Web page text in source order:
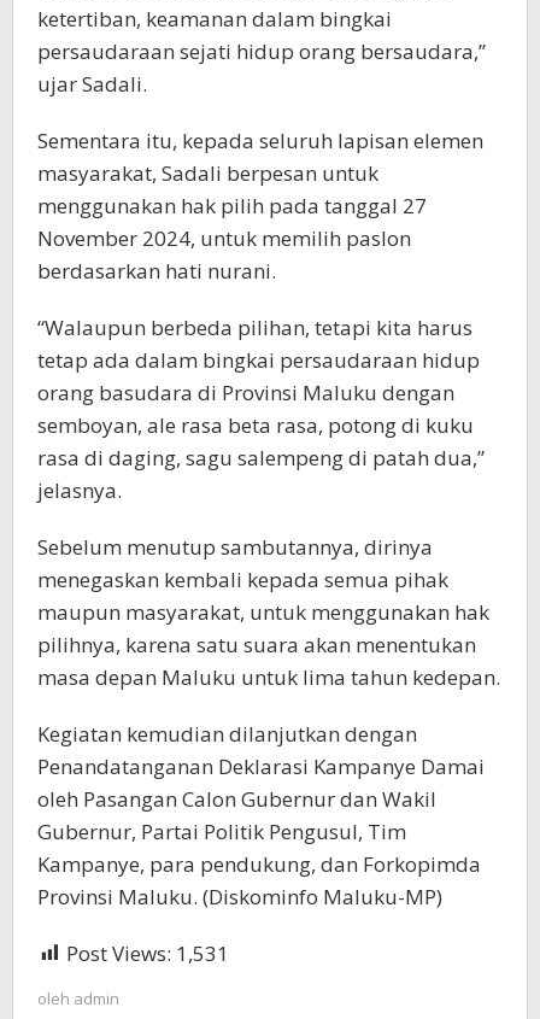
ketertiban, keamanan dalam bingkai
persaudaraan sejati hidup orang bersaudara,”
ujar Sadali.
Sementara itu, kepada seluruh lapisan elemen
masyarakat, Sadali berpesan untuk
menggunakan hak pilih pada tanggal 27
November 2024, untuk memilih paslon
berdasarkan hati nurani.
“Walaupun berbeda pilihan, tetapi kita harus
tetap ada dalam bingkai persaudaraan hidup
orang basudara di Provinsi Maluku dengan
semboyan, ale rasa beta rasa, potong di kuku
rasa di daging, sagu salempeng di patah dua,”
jelasnya.
Sebelum menutup sambutannya, dirinya
menegaskan kembali kepada semua pihak
maupun masyarakat, untuk menggunakan hak
pilihnya, karena satu suara akan menentukan
masa depan Maluku untuk lima tahun kedepan.
Kegiatan kemudian dilanjutkan dengan
Penandatanganan Deklarasi Kampanye Damai
oleh Pasangan Calon Gubernur dan Wakil
Gubernur, Partai Politik Pengusul, Tim
Kampanye, para pendukung, dan Forkopimda
Provinsi Maluku. (Diskominfo Maluku-MP)
Post Views: 1,531
oleh admin